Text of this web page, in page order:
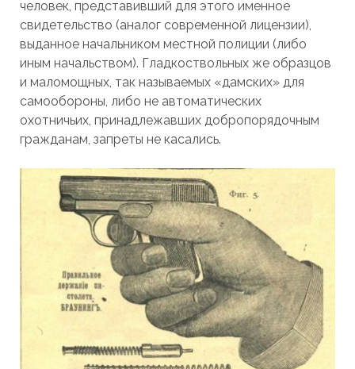
человек, представивший для этого именное
свидетельство (аналог современной лицензии),
выданное начальником местной полиции (либо
иным начальством). Гладкоствольных же образцов
и маломощных, так называемых «дамских» для
самообороны, либо не автоматических
охотничьих, принадлежавших добропорядочным
гражданам, запреты не касались.